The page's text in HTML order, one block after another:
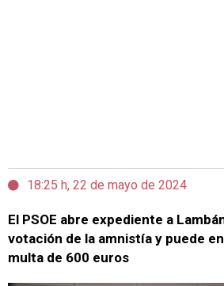
18:25 h, 22 de mayo de 2024
El PSOE abre expediente a
votación de la amnistía y puede
multa de 600 euros